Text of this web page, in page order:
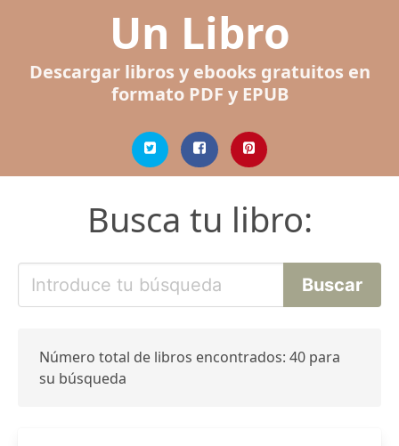
Un Libro
Descargar libros y ebooks gratuitos en
formato PDF y EPUB
Busca tu libro:
Número total de libros encontrados: 40 para
su búsqueda